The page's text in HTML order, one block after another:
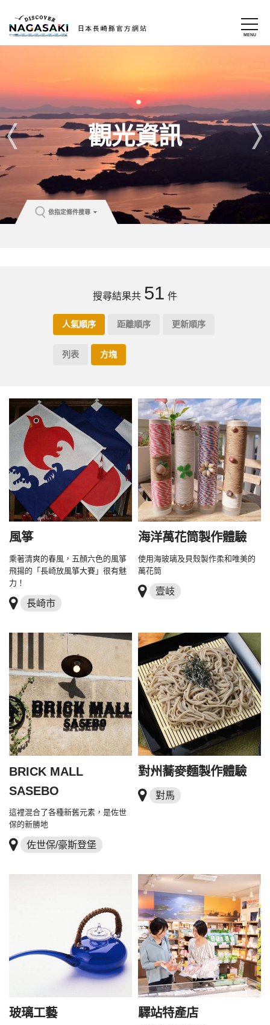
觀光資訊
依指定條件搜尋
搜尋結果共 51 件
人氣順序 距離順序 更新順序
列表 方塊
風箏
乘著清爽的春風，五顏六色的風箏
飛揚的「長崎放風箏大賽」很有魅
力！
長崎市
海洋萬花筒製作體驗
使用海玻璃及貝殼製作柔和唯美的
萬花筒
壹岐
BRICK MALL
SASEBO
這裡混合了各種新舊元素，是佐世
保的新勝地
佐世保/豪斯登堡
對州蕎麥麵製作體驗
對馬
玻璃工藝
驛站特產店